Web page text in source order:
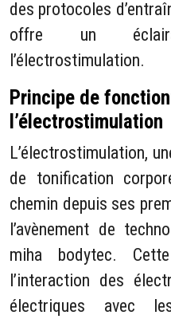
des protocoles
offre un
l’électrostimulation.
Principe de
l’électrostimulation
L’électrostimulation,
de tonification
chemin depuis ses
l’avènement de
miha bodytec.
l’interaction des
électriques avec